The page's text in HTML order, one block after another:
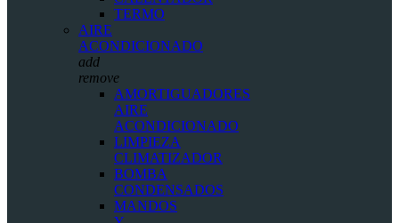
TERMO
AIRE
ACONDICIONADO
add
remove
AMORTIGUADORES
AIRE
ACONDICIONADO
LIMPIEZA
CLIMATIZADOR
BOMBA
CONDENSADOS
MANDOS